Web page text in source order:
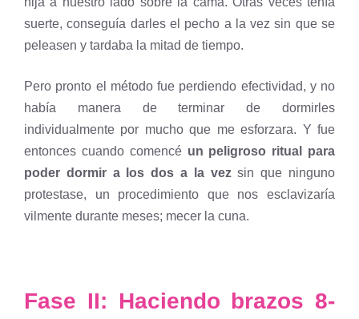
suerte, conseguía darles el pecho a la vez sin que se
peleasen y tardaba la mitad de tiempo.
Pero pronto el método fue perdiendo efectividad, y no
había manera de terminar de dormirles
individualmente por mucho que me esforzara. Y fue
entonces cuando comencé un peligroso ritual para
poder dormir a los dos a la vezsin que ninguno
protestase, un procedimiento que nos esclavizaría
vilmente durante meses; mecer la cuna.
Fase II: Haciendo brazos 8-